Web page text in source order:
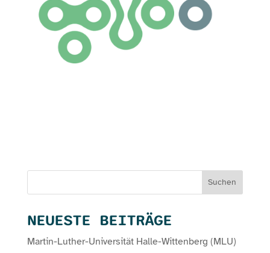
Suchen
NEUESTE BEITRÄGE
Martin-Luther-Universität Halle-Wittenberg (MLU)